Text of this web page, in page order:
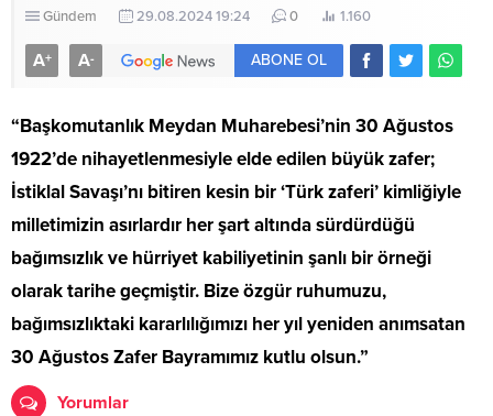
Gündem 29.08.2024 19:24 0 1.160
A+ A- ABONE OL
“Başkomutanlık Meydan Muharebesi’nin 30 Ağustos
1922’de nihayetlenmesiyle elde edilen büyük zafer;
İstiklal Savaşı’nı bitiren kesin bir ‘Türk zaferi’ kimliğiyle
milletimizin asırlardır her şart altında sürdürdüğü
bağımsızlık ve hürriyet kabiliyetinin şanlı bir örneği
olarak tarihe geçmiştir. Bize özgür ruhumuzu,
bağımsızlıktaki kararlılığımızı her yıl yeniden anımsatan
30 Ağustos Zafer Bayramımız kutlu olsun.”
Yorumlar